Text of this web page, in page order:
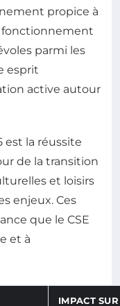
propice à
fonctionnement
parmi les
esprit
active autour
est la réussite
de la transition
et loisirs
enjeux. Ces
que le CSE
et à
IMPACT SUR